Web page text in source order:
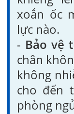
xoắn ốc
lực nào.
- Bảo vệ
chân
không
cho đến
phòng